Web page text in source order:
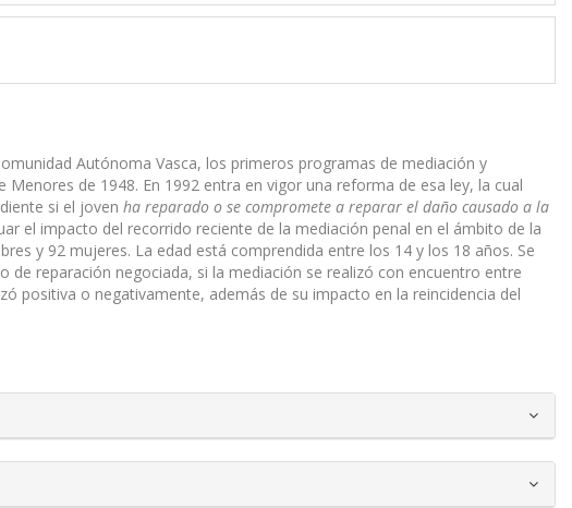
Autónoma Vasca, los primeros programas de mediación y
de 1948. En 1992 entra en vigor una reforma de esa ley, la cual
si el joven ha reparado o se compromete a reparar el daño causado a la
el impacto del recorrido reciente de la mediación penal en el ámbito de la
y 92 mujeres. La edad está comprendida entre los 14 y los 18 años. Se
reparación negociada, si la mediación se realizó con encuentro entre
positiva o negativamente, además de su impacto en la reincidencia del